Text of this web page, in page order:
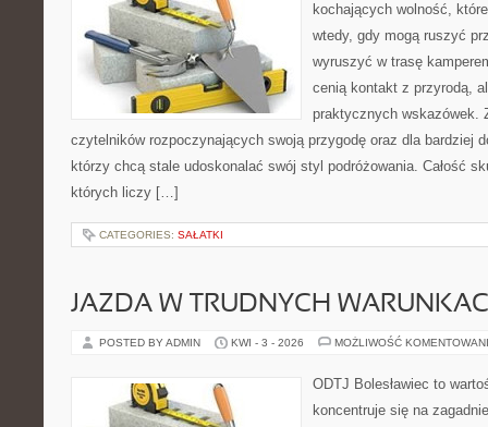
kochających wolność,
wtedy, gdy mogą ruszyć
wyruszyć w trasę
cenią kontakt z przyrodą,
praktycznych wskazówek.
czytelników rozpoczynających swoją przygodę oraz dla bardziej
którzy chcą stale udoskonalać swój styl podróżowania. Całość
których liczy […]
CATEGORIES: SAŁATKI
JAZDA W TRUDNYCH
POSTED BY ADMIN KWI - 3 - 2026 MOŻLIWOŚĆ
ODTJ Bolesławiec to
koncentruje się na